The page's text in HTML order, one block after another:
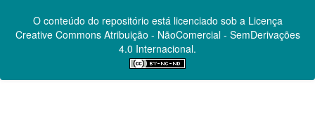
O conteúdo do repositório está licenciado sob a Licença
Creative CommonsAtribuição - NãoComercial - SemDerivações
4.0 Internacional.